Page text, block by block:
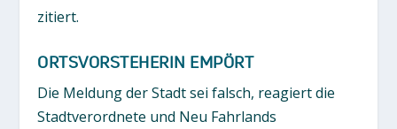
zitiert.
ORTSVORSTEHERIN EMPÖRT
Die Meldung der Stadt sei falsch, reagiert die
Stadtverordnete und Neu Fahrlands